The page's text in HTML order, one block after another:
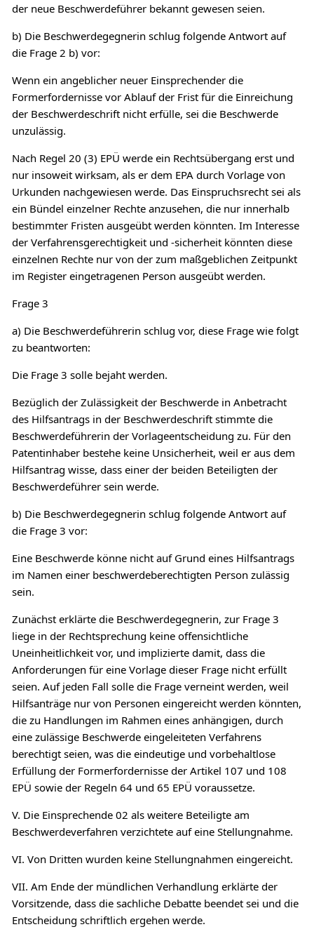
der neue Beschwerdeführer bekannt gewesen seien.
b) Die Beschwerdegegnerin schlug folgende Antwort auf
die Frage 2 b) vor:
Wenn ein angeblicher neuer Einsprechender die
Formerfordernisse vor Ablauf der Frist für die Einreichung
der Beschwerdeschrift nicht erfülle, sei die Beschwerde
unzulässig.
Nach Regel 20 (3) EPÜ werde ein Rechtsübergang erst und
nur insoweit wirksam, als er dem EPA durch Vorlage von
Urkunden nachgewiesen werde. Das Einspruchsrecht sei als
ein Bündel einzelner Rechte anzusehen, die nur innerhalb
bestimmter Fristen ausgeübt werden könnten. Im Interesse
der Verfahrensgerechtigkeit und -sicherheit könnten diese
einzelnen Rechte nur von der zum maßgeblichen Zeitpunkt
im Register eingetragenen Person ausgeübt werden.
Frage 3
a) Die Beschwerdeführerin schlug vor, diese Frage wie folgt
zu beantworten:
Die Frage 3 solle bejaht werden.
Bezüglich der Zulässigkeit der Beschwerde in Anbetracht
des Hilfsantrags in der Beschwerdeschrift stimmte die
Beschwerdeführerin der Vorlageentscheidung zu. Für den
Patentinhaber bestehe keine Unsicherheit, weil er aus dem
Hilfsantrag wisse, dass einer der beiden Beteiligten der
Beschwerdeführer sein werde.
b) Die Beschwerdegegnerin schlug folgende Antwort auf
die Frage 3 vor:
Eine Beschwerde könne nicht auf Grund eines Hilfsantrags
im Namen einer beschwerdeberechtigten Person zulässig
sein.
Zunächst erklärte die Beschwerdegegnerin, zur Frage 3
liege in der Rechtsprechung keine offensichtliche
Uneinheitlichkeit vor, und implizierte damit, dass die
Anforderungen für eine Vorlage dieser Frage nicht erfüllt
seien. Auf jeden Fall solle die Frage verneint werden, weil
Hilfsanträge nur von Personen eingereicht werden könnten,
die zu Handlungen im Rahmen eines anhängigen, durch
eine zulässige Beschwerde eingeleiteten Verfahrens
berechtigt seien, was die eindeutige und vorbehaltlose
Erfüllung der Formerfordernisse der Artikel 107 und 108
EPÜ sowie der Regeln 64 und 65 EPÜ voraussetze.
V. Die Einsprechende 02 als weitere Beteiligte am
Beschwerdeverfahren verzichtete auf eine Stellungnahme.
VI. Von Dritten wurden keine Stellungnahmen eingereicht.
VII. Am Ende der mündlichen Verhandlung erklärte der
Vorsitzende, dass die sachliche Debatte beendet sei und die
Entscheidung schriftlich ergehen werde.